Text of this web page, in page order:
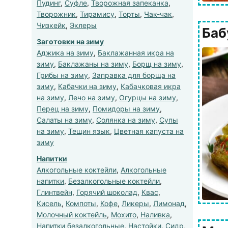
Пудинг, Суфле, Творожная запеканка,
Творожник, Тирамису, Торты, Чак-чак,
Чизкейк, Эклеры
Заготовки на зиму
Аджика на зиму, Баклажанная икра на
зиму, Баклажаны на зиму, Борщ на зиму,
Грибы на зиму, Заправка для борща на
зиму, Кабачки на зиму, Кабачковая икра
на зиму, Лечо на зиму, Огурцы на зиму,
Перец на зиму, Помидоры на зиму,
Салаты на зиму, Солянка на зиму, Супы
на зиму, Тещин язык, Цветная капуста на
зиму
Напитки
Алкогольные коктейли, Алкогольные
напитки, Безалкогольные коктейли,
Глинтвейн, Горячий шоколад, Квас,
Кисель, Компоты, Кофе, Ликеры, Лимонад,
Молочный коктейль, Мохито, Наливка,
Напитки безалкогольные, Настойки, Сидр,